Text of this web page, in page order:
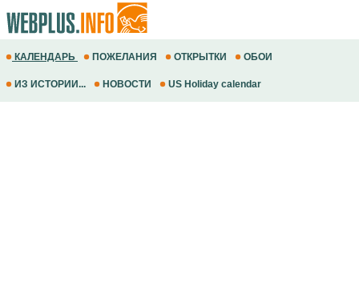
КАЛЕНДАРЬ ПОЖЕЛАНИЯ ОТКРЫТКИ ОБОИ
ИЗ ИСТОРИИ... НОВОСТИ US Holiday calendar